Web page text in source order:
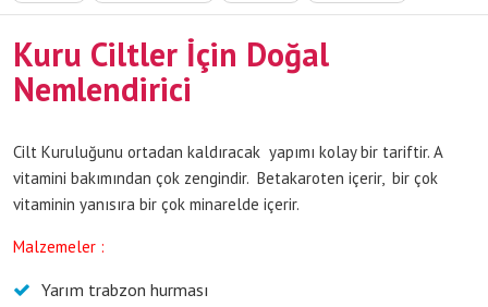
Kuru Ciltler İçin Doğal
Nemlendirici
Cilt Kuruluğunu ortadan kaldıracak yapımı kolay bir tariftir. A
vitamini bakımından çok zengindir. Betakaroten içerir, bir çok
vitaminin yanısıra bir çok minarelde içerir.
Malzemeler :
Yarım trabzon hurması